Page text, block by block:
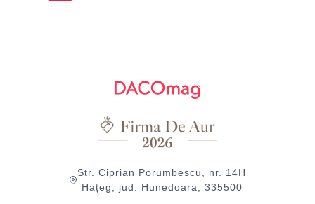
Str. Ciprian Porumbescu, nr. 14H
Hațeg, jud. Hunedoara, 335500